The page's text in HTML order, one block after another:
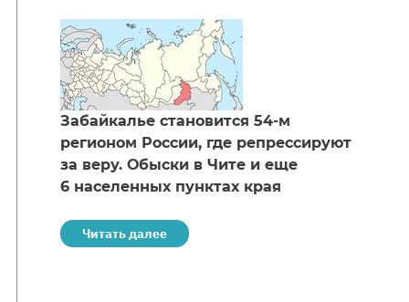
Забайкалье становится 54-м
регионом России, где репрессируют
за веру. Обыски в Чите и еще
6 населенных пунктах края
Читать далее